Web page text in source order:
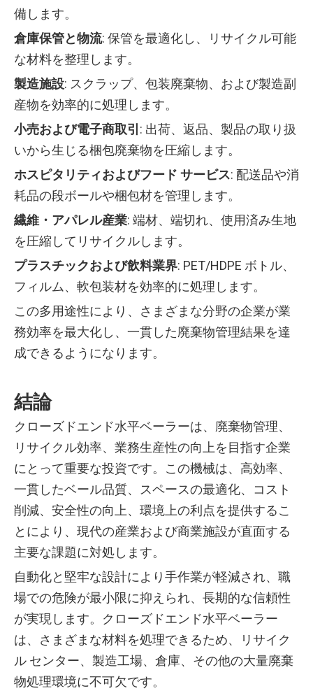
備します。
倉庫保管と物流: 保管を最適化し、リサイクル可能
な材料を整理します。
製造施設: スクラップ、包装廃棄物、および製造副
産物を効率的に処理します。
小売および電子商取引 : 出荷、返品、製品の取り扱
いから生じる梱包廃棄物を圧縮します。
ホスピタリティおよびフード サービス: 配送品や消
耗品の段ボールや梱包材を管理します。
繊維・アパレル産業: 端材、端切れ、使用済み生地
を圧縮してリサイクルします。
プラスチックおよび飲料業界: PET/HDPE ボトル、
フィルム、軟包装材を効率的に処理します。
この多用途性により、さまざまな分野の企業が業
務効率を最大化し、一貫した廃棄物管理結果を達
成できるようになります。
結論
クローズドエンド水平ベーラーは、廃棄物管理、
リサイクル効率、業務生産性の向上を目指す企業
にとって重要な投資です。この機械は、高効率、
一貫したベール品質、スペースの最適化、コスト
削減、安全性の向上、環境上の利点を提供するこ
とにより、現代の産業および商業施設が直面する
主要な課題に対処します。
自動化と堅牢な設計により手作業が軽減され、職
場での危険が最小限に抑えられ、長期的な信頼性
が実現します。クローズドエンド水平ベーラー
は、さまざまな材料を処理できるため、リサイク
ル センター、製造工場、倉庫、その他の大量廃棄
物処理環境に不可欠です。